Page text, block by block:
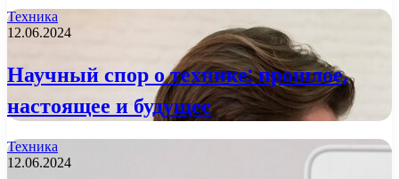
Техника
12.06.2024
Научный спор о технике: прошлое,
настоящее и будущее
Техника
12.06.2024